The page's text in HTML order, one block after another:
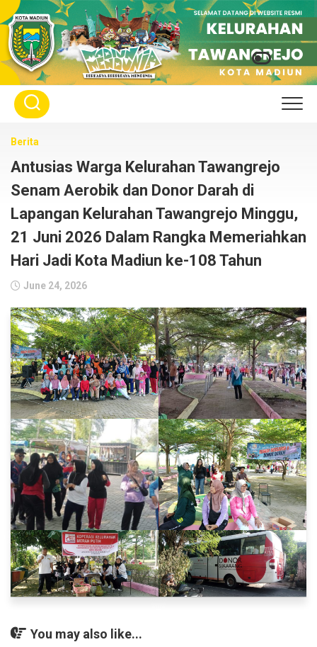
Skip
to
content
Berita
Antusias Warga Kelurahan Tawangrejo
Senam Aerobik dan Donor Darah di
Lapangan Kelurahan Tawangrejo Minggu,
21 Juni 2026 Dalam Rangka Memeriahkan
Hari Jadi Kota Madiun ke-108 Tahun
June 24, 2026
You may also like...